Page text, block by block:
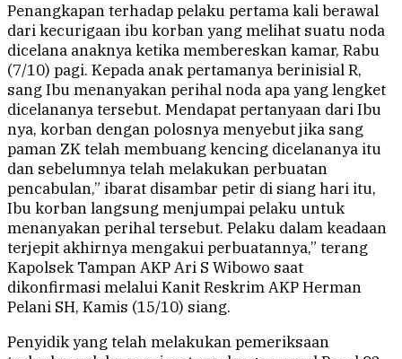
Penangkapan terhadap pelaku pertama kali berawal
dari kecurigaan ibu korban yang melihat suatu noda
dicelana anaknya ketika membereskan kamar, Rabu
(7/10) pagi. Kepada anak pertamanya berinisial R,
sang Ibu menanyakan perihal noda apa yang lengket
dicelananya tersebut. Mendapat pertanyaan dari Ibu
nya, korban dengan polosnya menyebut jika sang
paman ZK telah membuang kencing dicelananya itu
dan sebelumnya telah melakukan perbuatan
pencabulan,” ibarat disambar petir di siang hari itu,
Ibu korban langsung menjumpai pelaku untuk
menanyakan perihal tersebut. Pelaku dalam keadaan
terjepit akhirnya mengakui perbuatannya,” terang
Kapolsek Tampan AKP Ari S Wibowo saat
dikonfirmasi melalui Kanit Reskrim AKP Herman
Pelani SH, Kamis (15/10) siang.
Penyidik yang telah melakukan pemeriksaan